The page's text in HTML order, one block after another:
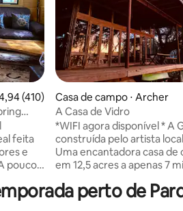
de uma avaliação média de 5, 410
(410)
e
Casa de campo ⋅ Archer
A Casa de Vidro
*WIFI agora disponível * A
construída pelo artista
Uma encantadora casa de
em 12,5 acres a apenas 7
totalmente climatizado
mistura perfeita de
perto de